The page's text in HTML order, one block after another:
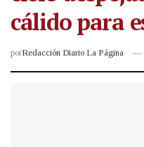
cálido para
porRedacción Diario La Página